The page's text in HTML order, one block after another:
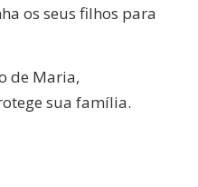
os seus filhos para
de Maria,
sua família.